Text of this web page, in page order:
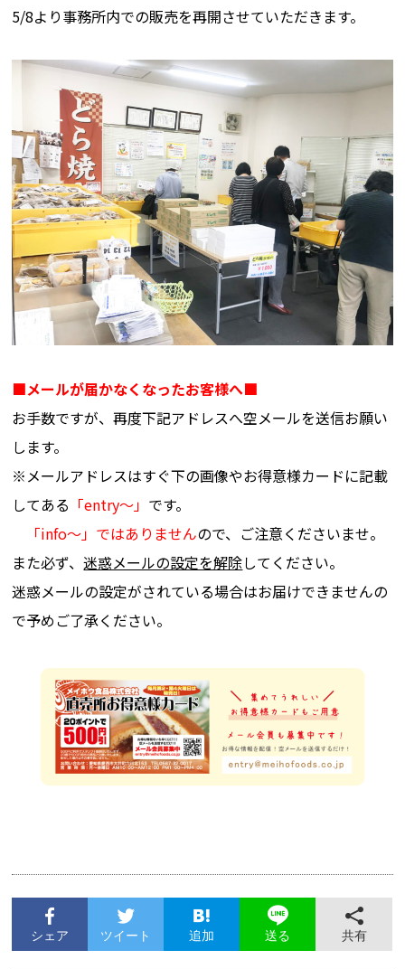
5/8より事務所内での販売を再開させていただきます。
■メールが届かなくなったお客様へ■
お手数ですが、再度下記アドレスへ空メールを送信お願い
します。
※メールアドレスはすぐ下の画像やお得意様カードに記載
してある 「entry～」 です。
「info～」ではありませんので、ご注意くださいませ。
また必ず、迷惑メールの設定を解除してください。
迷惑メールの設定がされている場合はお届けできませんの
で予めご了承ください。
シェア ツイート 追加 送る 共有